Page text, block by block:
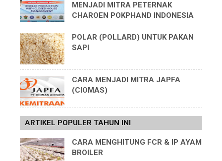
MENJADI MITRA PETERNAK
CHAROEN POKPHAND INDONESIA
POLAR (POLLARD) UNTUK PAKAN
SAPI
CARA MENJADI MITRA JAPFA
(CIOMAS)
ARTIKEL POPULER TAHUN INI
CARA MENGHITUNG FCR & IP AYAM
BROILER